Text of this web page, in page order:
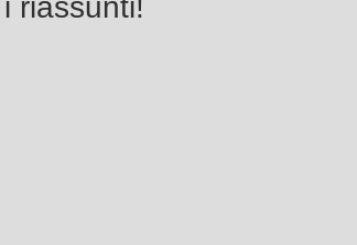
riassunti!